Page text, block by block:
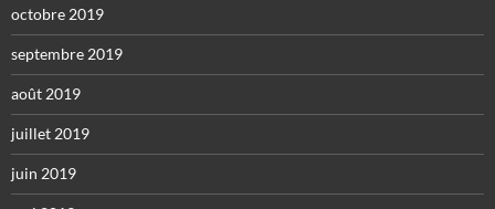
octobre 2019
septembre 2019
août 2019
juillet 2019
juin 2019